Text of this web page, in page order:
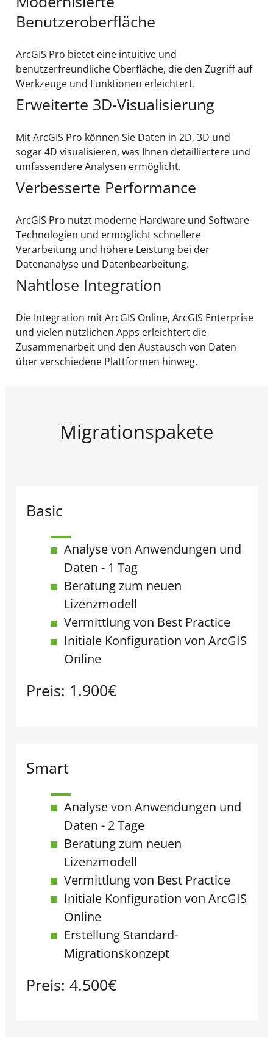
Benutzeroberfläche
ArcGIS Pro bietet eine intuitive und
benutzerfreundliche Oberfläche, die den Zugriff auf
Werkzeuge und Funktionen erleichtert.
Erweiterte 3D-Visualisierung
Mit ArcGIS Pro können Sie Daten in 2D, 3D und
sogar 4D visualisieren, was Ihnen detailliertere und
umfassendere Analysen ermöglicht.
Verbesserte Performance
ArcGIS Pro nutzt moderne Hardware und Software-
Technologien und ermöglicht schnellere
Verarbeitung und höhere Leistung bei der
Datenanalyse und Datenbearbeitung.
Nahtlose Integration
Die Integration mit ArcGIS Online, ArcGIS Enterprise
und vielen nützlichen Apps erleichtert die
Zusammenarbeit und den Austausch von Daten
über verschiedene Plattformen hinweg.
Migrationspakete
Basic
Analyse von Anwendungen und
Daten - 1 Tag
Beratung zum neuen
Lizenzmodell​
Vermittlung von Best Practice​
Initiale Konfiguration von ArcGIS
Online
Preis: 1.900€
Smart
Analyse von Anwendungen und
Daten - 2 Tage
Beratung zum neuen
Lizenzmodell​
Vermittlung von Best Practice​
Initiale Konfiguration von ArcGIS
Online
Erstellung Standard-
Migrationskonzept​
Preis: 4.500€